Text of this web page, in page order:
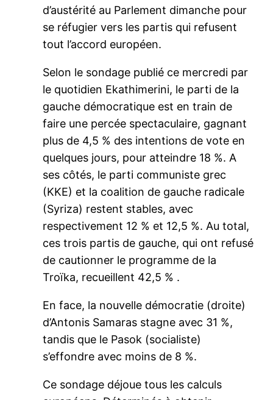
d’austérité au Parlement dimanche pour
se réfugier vers les partis qui refusent
tout l’accord européen.
Selon le sondage publié ce mercredi par
le quotidien Ekathimerini, le parti de la
gauche démocratique est en train de
faire une percée spectaculaire, gagnant
plus de 4,5 % des intentions de vote en
quelques jours, pour atteindre 18 %. A
ses côtés, le parti communiste grec
(KKE) et la coalition de gauche radicale
(Syriza) restent stables, avec
respectivement 12 % et 12,5 %. Au total,
ces trois partis de gauche, qui ont refusé
de cautionner le programme de la
Troïka, recueillent 42,5 % .
En face, la nouvelle démocratie (droite)
d’Antonis Samaras stagne avec 31 %,
tandis que le Pasok (socialiste)
s’effondre avec moins de 8 %.
Ce sondage déjoue tous les calculs